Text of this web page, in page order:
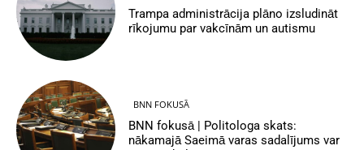
Trampa administrācija plāno izsludināt
rīkojumu par vakcīnām un autismu
BNN FOKUSĀ
BNN fokusā | Politologa skats:
nākamajā Saeimā varas sadalījums var